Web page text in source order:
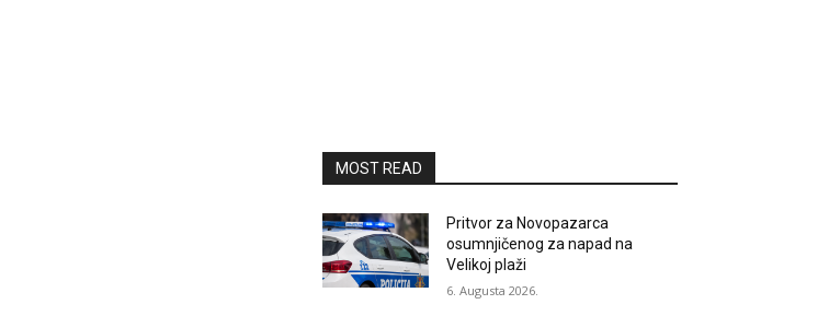
MOST READ
Pritvor za Novopazarca
osumnjičenog za napad na
Velikoj plaži
6. Augusta 2026.